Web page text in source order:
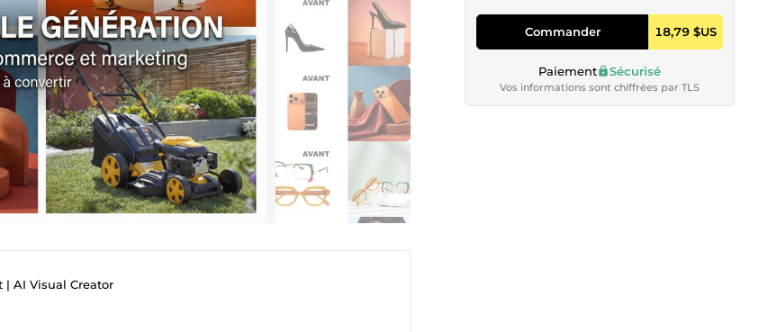
| AI Visual Creator
Commander 18,79 $US
Paiement Sécurisé
Vos informations sont chiffrées par TLS